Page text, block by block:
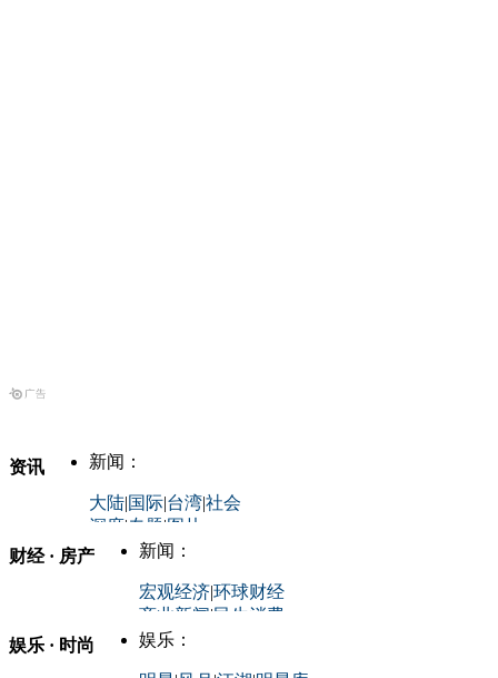
资讯 新闻：
大陆|国际|台湾|社会
深度|专题|图片
中国政要资料库
评论：
时事开讲
军事：
财经 · 房产 新闻：
宏观经济|环球财经
商业新闻|民生消费
娱乐 · 时尚 娱乐：